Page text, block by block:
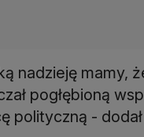
nadzieję mamy,
pogłębioną
polityczną -